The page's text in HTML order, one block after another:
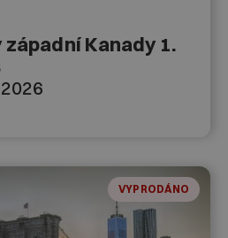
Kanady 1.
2026
VYPRODÁNO